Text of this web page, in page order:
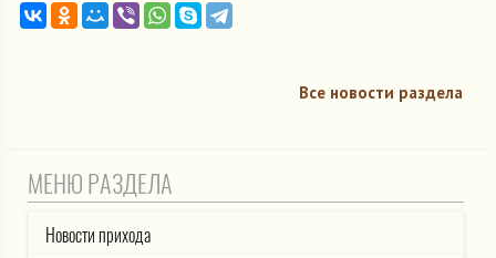
Все новости раздела
МЕНЮ РАЗДЕЛА
Новости прихода